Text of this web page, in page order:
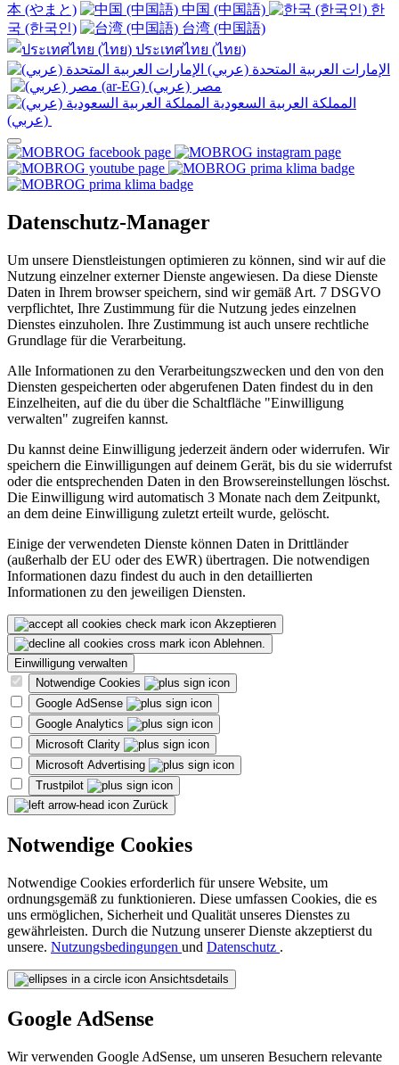
本 (やまと)
中国 (中国語)
한
국 (한국인)
台湾 (中国語)
ประเทศไทย (ไทย)
Datenschutz-Manager
Um unsere Dienstleistungen optimieren zu können, sind wir auf die
Nutzung einzelner externer Dienste angewiesen. Da diese Dienste
Daten in Ihrem browser speichern, sind wir gemäß Art. 7 DSGVO
verpflichtet, Ihre Zustimmung für die Nutzung jedes einzelnen
Dienstes einzuholen. Ihre Zustimmung ist auch unsere rechtliche
Grundlage für die Verarbeitung.
Alle Informationen zu den Verarbeitungszwecken und den von den
Diensten gespeicherten oder abgerufenen Daten findest du in den
Einzelheiten, auf die du über die Schaltfläche "Einwilligung
verwalten" zugreifen kannst.
Du kannst deine Einwilligung jederzeit ändern oder widerrufen. Wir
speichern die Einwilligungen auf deinem Gerät, bis du sie widerrufst
oder die entsprechenden Daten in den Browsereinstellungen löschst.
Die Einwilligung wird automatisch 3 Monate nach dem Zeitpunkt,
an dem deine Einwilligung zuletzt erteilt wurde, gelöscht.
Einige der verwendeten Dienste können Daten in Drittländer
(außerhalb der EU oder des EWR) übertragen. Die notwendigen
Informationen dazu findest du auch in den detaillierten
Informationen zu den jeweiligen Diensten.
Akzeptieren
Ablehnen.
Einwilligung verwalten
Notwendige Cookies
Google AdSense
Google Analytics
Microsoft Clarity
Microsoft Advertising
Trustpilot
Zurück
Notwendige Cookies
Notwendige Cookies erforderlich für unsere Website, um
ordnungsgemäß zu funktionieren. Diese umfassen Cookies, die es
uns ermöglichen, Sicherheit und Qualität unseres Dienstes zu
gewährleisten. Durch die Nutzung unserer Dienste akzeptierst du
unsere. Nutzungsbedingungen und Datenschutz .
Ansichtsdetails
Google AdSense
Wir verwenden Google AdSense, um unseren Besuchern relevante